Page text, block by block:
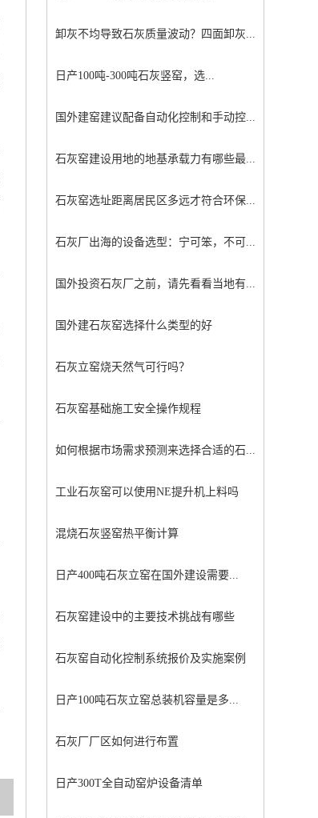
卸灰不均导致石灰质量波动？四面卸灰...
日产100吨-300吨石灰竖窑，选...
国外建窑建议配备自动化控制和手动控...
石灰窑建设用地的地基承载力有哪些最...
石灰窑选址距离居民区多远才符合环保...
石灰厂出海的设备选型：宁可笨，不可...
国外投资石灰厂之前，请先看看当地有...
国外建石灰窑选择什么类型的好
石灰立窑烧天然气可行吗？
石灰窑基础施工安全操作规程
如何根据市场需求预测来选择合适的石...
工业石灰窑可以使用NE提升机上料吗
混烧石灰竖窑热平衡计算
日产400吨石灰立窑在国外建设需要...
石灰窑建设中的主要技术挑战有哪些
石灰窑自动化控制系统报价及实施案例
日产100吨石灰立窑总装机容量是多...
石灰厂厂区如何进行布置
日产300T全自动窑炉设备清单